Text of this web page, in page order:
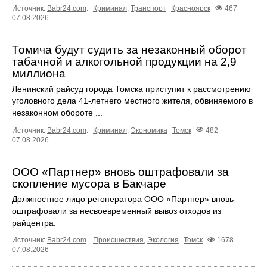
Источник: Babr24.com. Криминал, Транспорт Красноярск
467
07.08.2026
Томича будут судить за незаконный оборот
табачной и алкогольной продукции на 2,9
миллиона
Ленинский райсуд города Томска приступит к рассмотрению
уголовного дела 41-летнего местного жителя, обвиняемого в
незаконном обороте ...
Источник: Babr24.com Криминал Экономика Томск
482
07.08.2026
ООО «Партнер» вновь оштрафовали за
скопление мусора в Бакчаре
Должностное лицо регоператора ООО «Партнер» вновь
оштрафовали за несвоевременный вывоз отходов из
райцентра.
Источник: Babr24.com Происшествия Экология Томск
1678
07.08.2026